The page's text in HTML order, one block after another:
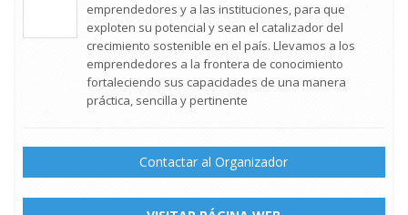
emprendedores y a las instituciones, para que
exploten su potencial y sean el catalizador del
crecimiento sostenible en el país. Llevamos a los
emprendedores a la frontera de conocimiento
fortaleciendo sus capacidades de una manera
práctica, sencilla y pertinente
Contactar al Organizador